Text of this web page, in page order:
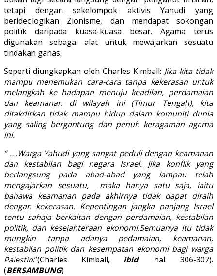
tetapi dengan sekelompok aktivis Yahudi yang
berideologikan Zionisme, dan mendapat sokongan
politik daripada kuasa-kuasa besar. Agama terus
digunakan sebagai alat untuk mewajarkan sesuatu
tindakan ganas.
Seperti diungkapkan oleh Charles Kimball: Jika kita tidak
mampu menemukan cara-cara tanpa kekerasan untuk
melangkah ke hadapan menuju keadilan, perdamaian
dan keamanan di wilayah ini (Timur Tengah), kita
ditakdirkan tidak mampu hidup dalam komuniti dunia
yang saling bergantung dan penuh keragaman agama
ini.
“ ….Warga Yahudi yang sangat peduli dengan keamanan
dan kestabilan bagi negara Israel. Jika konflik yang
berlangsung pada abad-abad yang lampau telah
mengajarkan sesuatu, maka hanya satu saja, iaitu
bahawa keamanan pada akhirnya tidak dapat diraih
dengan kekerasan. Kepentingan jangka panjang Israel
tentu sahaja berkaitan dengan perdamaian, kestabilan
politik, dan kesejahteraan ekonomi.Semuanya itu tidak
mungkin tanpa adanya pedamaian, keamanan,
kestabilan politik dan kesempatan ekonomi bagi warga
Palestin.”(Charles Kimball, ibid, hal. 306-307).
(BERSAMBUNG)